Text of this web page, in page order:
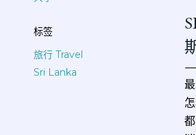
标签
旅行 Travel
Sri Lanka